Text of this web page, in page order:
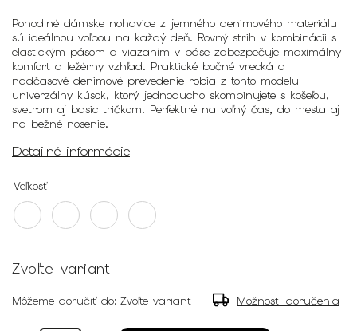
Pohodlné dámske nohavice z jemného denimového materiálu
sú ideálnou voľbou na každý deň. Rovný strih v kombinácii s
elastickým pásom a viazaním v páse zabezpečuje maximálny
komfort a ležérny vzhľad. Praktické bočné vrecká a
nadčasové denimové prevedenie robia z tohto modelu
univerzálny kúsok, ktorý jednoducho skombinujete s košeľou,
svetrom aj basic tričkom. Perfektné na voľný čas, do mesta aj
na bežné nosenie.
Detailné informácie
Veľkosť
Zvoľte variant
Môžeme doručiť do: Zvoľte variant Možnosti doručenia